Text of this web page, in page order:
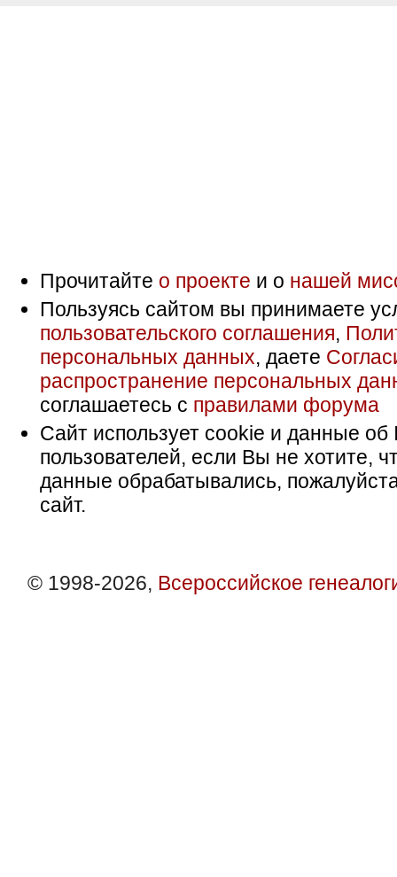
Прочитайте о проекте и о нашей
Пользуясь сайтом вы принимаете
пользовательского соглашения,
персональных данных, даете
распространение персональных
соглашаетесь с правилами форума
Сайт использует cookie и данные об
пользователей, если Вы не хотите,
данные обрабатывались,
сайт.
© 1998-2026, Всероссийское